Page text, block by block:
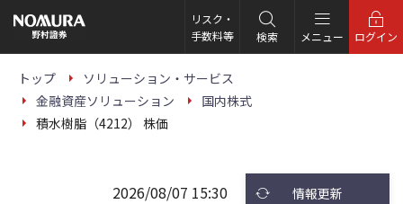
の
ー
リスク・
手数料等
検索 メニュー ログイン
トップ
ソリューション・サービス
金融資産ソリューション
国内株式
積水樹脂（4212） 株価
2026/08/07 15:30 情報更新